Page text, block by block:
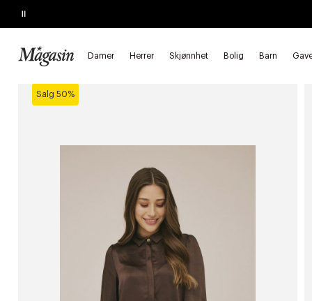
Pause
Damer Herrer Skjønnhet Bolig Barn
SALG
Forside Damer Klær Bluser & skjorter Skjorter
Salg 50%